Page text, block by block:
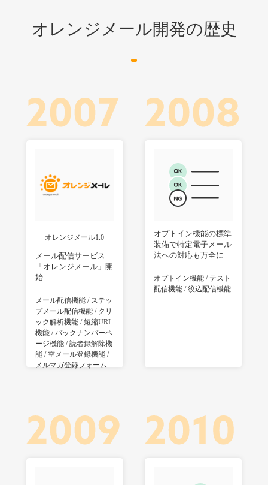
オレンジメール開発の歴史
オレンジメール1.0
メール配信サービス
「オレンジメール」開
始
メール配信機能 / ステッ
プメール配信機能 / クリ
ック解析機能 / 短縮URL
機能 / バックナンバーペ
ージ機能 / 読者録解除機
能 / 空メール登録機能 /
メルマガ登録フォーム
オプトイン機能の標準
装備で特定電子メール
法への対応も万全に
オプトイン機能 / テスト
配信機能 / 絞込配信機能